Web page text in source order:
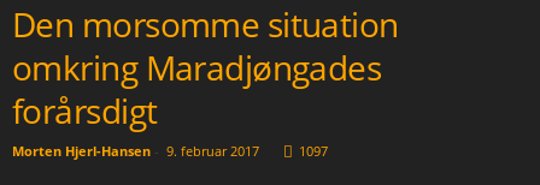
Den morsomme situation
omkring Maradjøngades
forårsdigt
Morten Hjerl-Hansen - 9. februar 2017 1097